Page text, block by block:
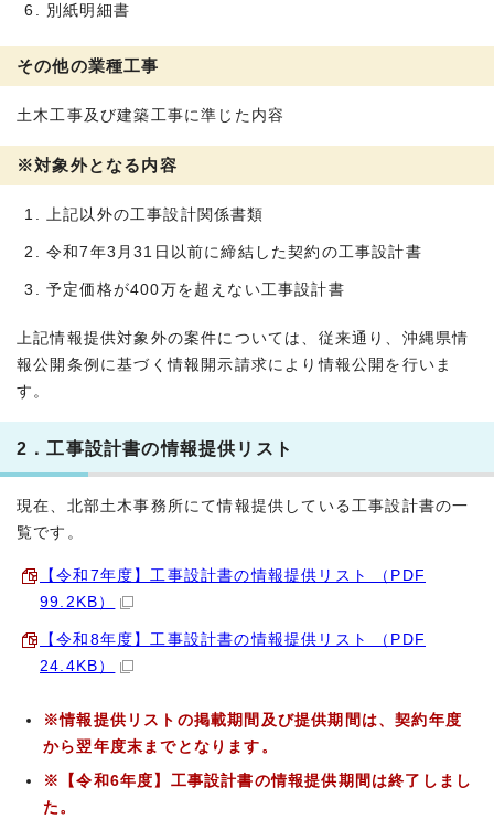
別紙明細書
その他の業種工事
土木工事及び建築工事に準じた内容
※対象外となる内容
上記以外の工事設計関係書類
令和7年3月31日以前に締結した契約の工事設計書
予定価格が400万を超えない工事設計書
上記情報提供対象外の案件については、従来通り、沖縄県情
報公開条例に基づく情報開示請求により情報公開を行いま
す。
2．工事設計書の情報提供リスト
現在、北部土木事務所にて情報提供している工事設計書の一
覧です。
【令和7年度】工事設計書の情報提供リスト （PDF
99.2KB）
【令和8年度】工事設計書の情報提供リスト （PDF
24.4KB）
※情報提供リストの掲載期間及び提供期間は、契約年度
から翌年度末までとなります。
※【令和6年度】工事設計書の情報提供期間は終了しまし
た。